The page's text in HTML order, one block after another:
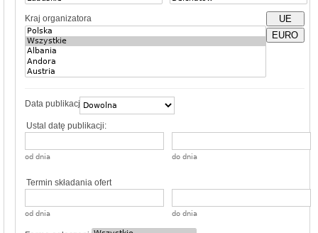
Kraj organizatora
UE
EURO
Data publikacji
Ustal datę publikacji:
od dnia do dnia
Termin składania ofert
od dnia do dnia